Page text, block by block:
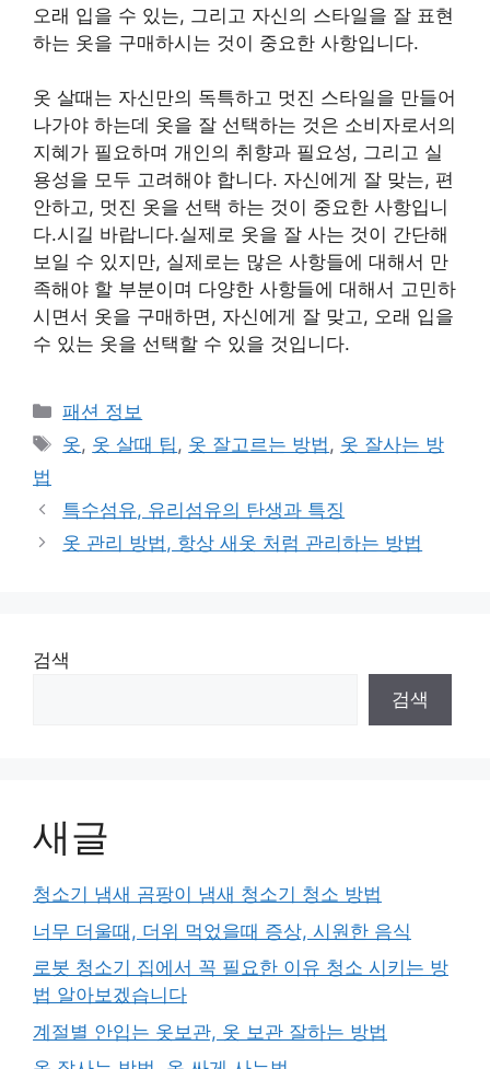
오래 입을 수 있는, 그리고 자신의 스타일을 잘 표현
하는 옷을 구매하시는 것이 중요한 사항입니다.
옷 살때는 자신만의 독특하고 멋진 스타일을 만들어
나가야 하는데 옷을 잘 선택하는 것은 소비자로서의
지혜가 필요하며 개인의 취향과 필요성, 그리고 실
용성을 모두 고려해야 합니다. 자신에게 잘 맞는, 편
안하고, 멋진 옷을 선택 하는 것이 중요한 사항입니
다.시길 바랍니다.실제로 옷을 잘 사는 것이 간단해
보일 수 있지만, 실제로는 많은 사항들에 대해서 만
족해야 할 부분이며 다양한 사항들에 대해서 고민하
시면서 옷을 구매하면, 자신에게 잘 맞고, 오래 입을
수 있는 옷을 선택할 수 있을 것입니다.
카
테
패션 정보
태
옷, 옷 살때 팁, 옷 잘고르는 방법, 옷 잘사는 방
법
특수섬유, 유리섬유의 탄생과 특징
옷 관리 방법, 항상 새옷 처럼 관리하는 방법
검색
검색
새글
청소기 냄새 곰팡이 냄새 청소기 청소 방법
너무 더울때, 더위 먹었을때 증상, 시원한 음식
로봇 청소기 집에서 꼭 필요한 이유 청소 시키는 방
법 알아보겠습니다
계절별 안입는 옷보관, 옷 보관 잘하는 방법